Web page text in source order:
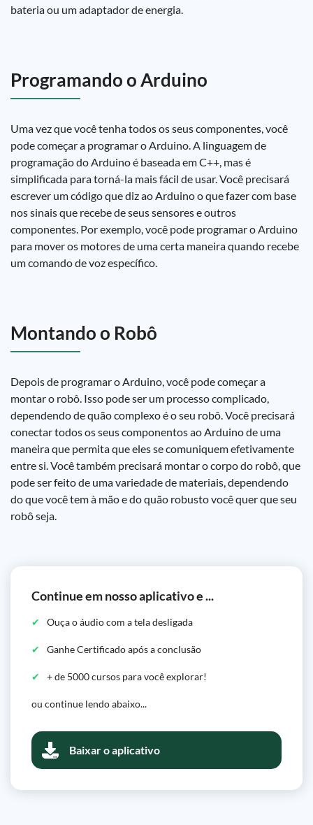
bateria ou um adaptador de energia.
Programando o Arduino
Uma vez que você tenha todos os seus componentes, você
pode começar a programar o Arduino. A linguagem de
programação do Arduino é baseada em C++, mas é
simplificada para torná-la mais fácil de usar. Você precisará
escrever um código que diz ao Arduino o que fazer com base
nos sinais que recebe de seus sensores e outros
componentes. Por exemplo, você pode programar o Arduino
para mover os motores de uma certa maneira quando recebe
um comando de voz específico.
Montando o Robô
Depois de programar o Arduino, você pode começar a
montar o robô. Isso pode ser um processo complicado,
dependendo de quão complexo é o seu robô. Você precisará
conectar todos os seus componentos ao Arduino de uma
maneira que permita que eles se comuniquem efetivamente
entre si. Você também precisará montar o corpo do robô, que
pode ser feito de uma variedade de materiais, dependendo
do que você tem à mão e do quão robusto você quer que seu
robô seja.
Continue em nosso aplicativo e ...
Ouça o áudio com a tela desligada
Ganhe Certificado após a conclusão
+ de 5000 cursos para você explorar!
ou continue lendo abaixo...
Baixar o aplicativo